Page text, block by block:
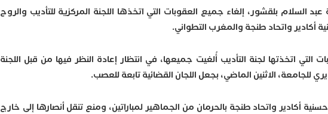
عبد السلام بلقشور، إلغاء جميع العقوبات التي اتخذها اللجنة المركزية للتأديب والروح
أكادير واتحاد طنجة والمغرب التطواني.
التي اتخذتها لجنة التأديب أُلغيت جميعها، في انتظار إعادة النظر فيها من قبل اللجنة
للجامعة، الاثنين الماضي، بجعل اللجان القضائية تابعة للعصب.
أكادير واتحاد طنجة بالحرمان من الجماهير لمباراتين، ومنع تنقل أنصارها إلى خارج